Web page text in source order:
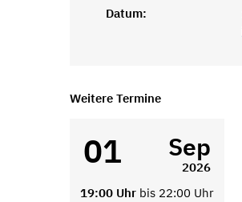
Datum:
Weitere Termine
01 Sep
2026
19:00 Uhr bis 22:00 Uhr